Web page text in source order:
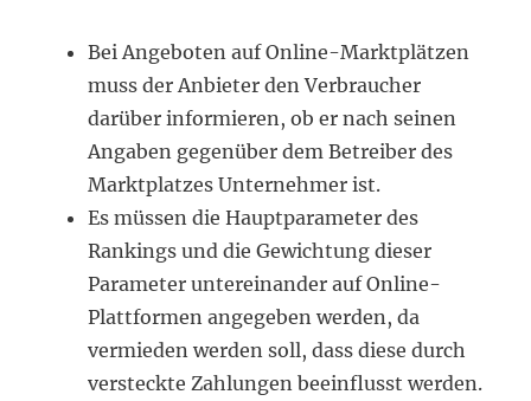
Bei Angeboten auf Online-Marktplätzen
muss der Anbieter den Verbraucher
darüber informieren, ob er nach seinen
Angaben gegenüber dem Betreiber des
Marktplatzes Unternehmer ist.
Es müssen die Hauptparameter des
Rankings und die Gewichtung dieser
Parameter untereinander auf Online-
Plattformen angegeben werden, da
vermieden werden soll, dass diese durch
versteckte Zahlungen beeinflusst werden.